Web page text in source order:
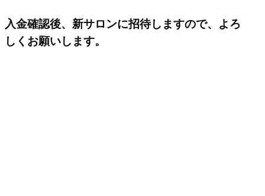
入金確認後、新サロンに招待しますので、よろ
しくお願いします。